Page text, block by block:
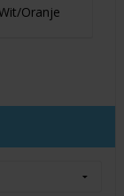
Oranje